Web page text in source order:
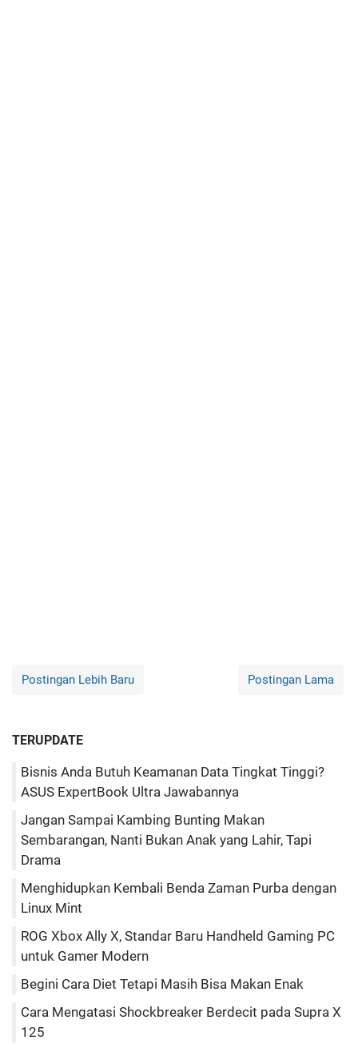
Postingan Lebih Baru Postingan Lama
TERUPDATE
Bisnis Anda Butuh Keamanan Data Tingkat Tinggi?
ASUS ExpertBook Ultra Jawabannya
Jangan Sampai Kambing Bunting Makan
Sembarangan, Nanti Bukan Anak yang Lahir, Tapi
Drama
Menghidupkan Kembali Benda Zaman Purba dengan
Linux Mint
ROG Xbox Ally X, Standar Baru Handheld Gaming PC
untuk Gamer Modern
Begini Cara Diet Tetapi Masih Bisa Makan Enak
Cara Mengatasi Shockbreaker Berdecit pada Supra X
125